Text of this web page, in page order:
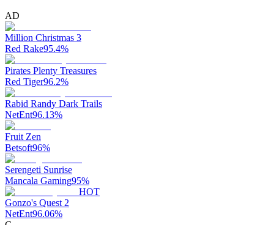
AD
Million Christmas 3
Red Rake95.4%
Pirates Plenty Treasures
Red Tiger96.2%
Rabid Randy Dark Trails
NetEnt96.13%
Fruit Zen
Betsoft96%
Serengeti Sunrise
Mancala Gaming95%
HOT
Gonzo's Quest 2
NetEnt96.06%